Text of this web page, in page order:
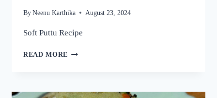
By Neenu Karthika August 23, 2024
Soft Puttu Recipe
READ MORE പുട്ട്
ആവാൻ